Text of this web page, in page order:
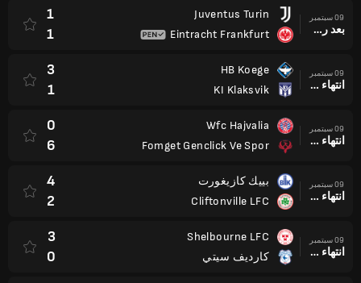
09 سبتمبر
بعد ركلات الترجيح
Juventus Turin
Eintracht Frankfurt
1
1
09 سبتمبر
انتهاء وقت المباراة
HB Koege
KI Klaksvik
3
1
09 سبتمبر
انتهاء وقت المباراة
Wfc Hajvalia
Fomget Genclick Ve Spor
0
6
09 سبتمبر
انتهاء وقت المباراة
بييك كازيغورت
Cliftonville LFC
4
2
09 سبتمبر
انتهاء وقت المباراة
Shelbourne LFC
كارديف سيتي
3
0